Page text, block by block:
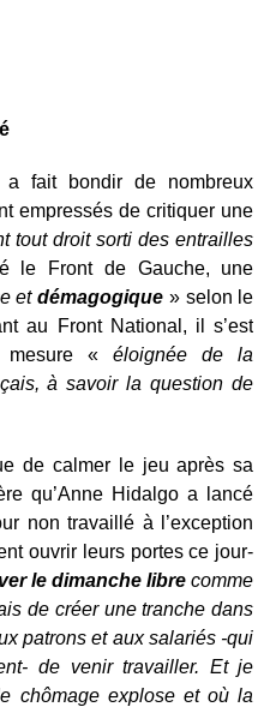
a fait bondir de nombreux
empressés de critiquer une
tout droit sorti des entrailles
le Front de Gauche, une
etdémagogique » selon le
au Front National, il s’est
mesure «éloignée de la
à savoir la question de
de calmer le jeu après sa
qu’Anne Hidalgo a lancé
non travaillé à l’exception
ouvrir leurs portes ce jour-
le dimanche libre comme
de créer une tranche dans
patrons et aux salariés -qui
de venir travailler. Et je
chômage explose et où la